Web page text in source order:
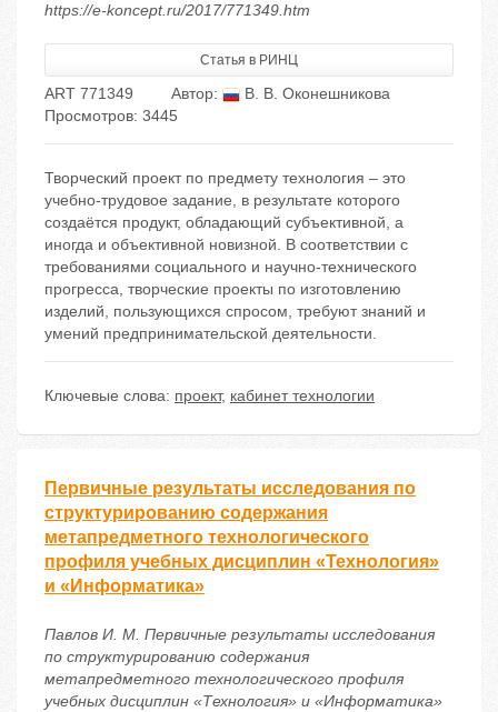
https://e-koncept.ru/2017/771349.htm
Статья в РИНЦ
ART 771349 Автор:
В. В. Оконешникова
Просмотров: 3445
Творческий проект по предмету технология – это
учебно-трудовое задание, в результате которого
создаётся продукт, обладающий субъективной, а
иногда и объективной новизной. В соответствии с
требованиями социального и научно-технического
прогресса, творческие проекты по изготовлению
изделий, пользующихся спросом, требуют знаний и
умений предпринимательской деятельности.
Ключевые слова: проект, кабинет технологии
Первичные результаты исследования по
структурированию содержания
метапредметного технологического
профиля учебных дисциплин «Технология»
и «Информатика»
Павлов И. М. Первичные результаты исследования
по структурированию содержания
метапредметного технологического профиля
учебных дисциплин «Технология» и «Информатика»